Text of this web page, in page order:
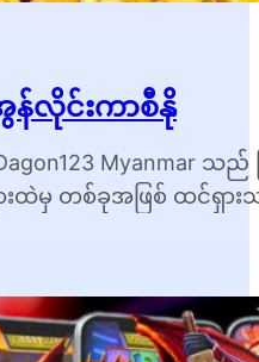
အွန်လိုင်းကာစီနို
Myanmar သည်
မှ တစ်ခုအဖြစ် ထင်ရှားသ